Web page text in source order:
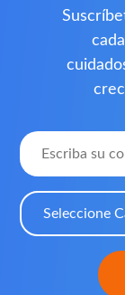
Seleccione